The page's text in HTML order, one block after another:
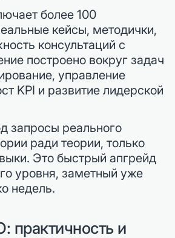
более 100
кейсы, методички,
консультаций с
построено вокруг задач
управление
KPI и развитие лидерской
запросы реального
ради теории, только
Это быстрый апгрейд
уровня, заметный уже
недель.
практичность и